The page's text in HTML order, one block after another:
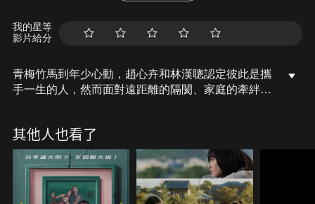
我的星等
影片給分
青梅竹馬到年少心動，趙心卉和林漢聰認定彼此是攜
手一生的人，然而面對遠距離的隔閡、家庭的牽絆，
定，讓她深深動容，她能否找回遺失的愛人，收獲相
伴一生的美滿愛情？
其他人也看了